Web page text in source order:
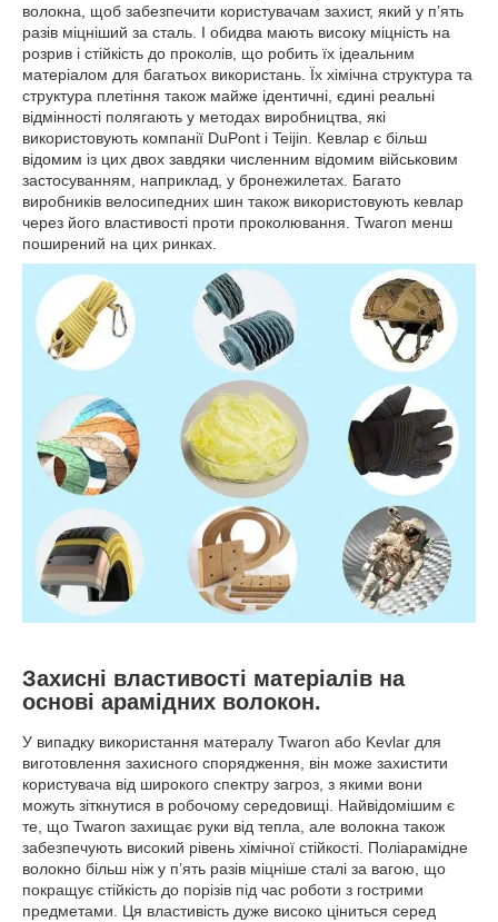
волокна, щоб забезпечити користувачам захист, який у п’ять
разів міцніший за сталь. І обидва мають високу міцність на
розрив і стійкість до проколів, що робить їх ідеальним
матеріалом для багатьох використань. Їх хімічна структура та
структура плетіння також майже ідентичні, єдині реальні
відмінності полягають у методах виробництва, які
використовують компанії DuPont і Teijin. Кевлар є більш
відомим із цих двох завдяки численним відомим військовим
застосуванням, наприклад, у бронежилетах. Багато
виробників велосипедних шин також використовують кевлар
через його властивості проти проколювання. Twaron менш
поширений на цих ринках.
Захисні властивості матеріалів на
основі арамідних волокон.
У випадку використання матералу Twaron або Kevlar для
виготовлення захисного спорядження, він може захистити
користувача від широкого спектру загроз, з якими вони
можуть зіткнутися в робочому середовищі. Найвідомішим є
те, що Twaron захищає руки від тепла, але волокна також
забезпечують високий рівень хімічної стійкості. Поліарамідне
волокно більш ніж у п’ять разів міцніше сталі за вагою, що
покращує стійкість до порізів під час роботи з гострими
предметами. Ця властивість дуже високо ціниться серед